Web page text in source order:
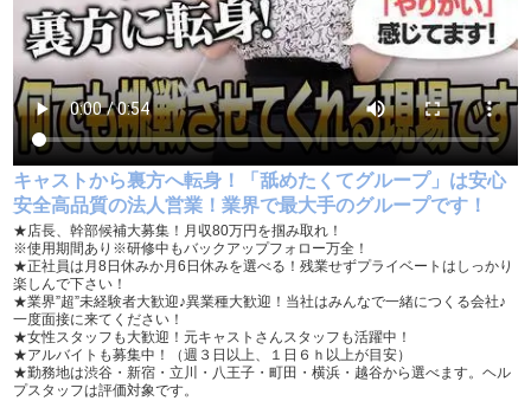
こだわり
未経験可 経験者歓迎
中･高齢者歓迎 シニア歓迎
女性歓迎 女性活躍中
大学生歓迎 主婦・主夫歓迎
即日勤務可 掛け持ち可
学歴不問 履歴書不要
幹部候補 車･バイク通勤可
髪型自由 服装自由
タトゥー可 制服貸与
キャストから裏方へ転身！「舐めたくてグループ」は安心
安全高品質の法人営業！業界で最大手のグループです！
★店長、幹部候補大募集！月収80万円を掴み取れ！
※使用期間あり※研修中もバックアップフォロー万全！
★正社員は月8日休みか月6日休みを選べる！残業せずプライベートはしっかり
楽しんで下さい！
★業界”超”未経験者大歓迎♪異業種大歓迎！当社はみんなで一緒につくる会社♪
一度面接に来てください！
★女性スタッフも大歓迎！元キャストさんスタッフも活躍中！
★アルバイトも募集中！（週３日以上、１日６ｈ以上が目安）
★勤務地は渋谷・新宿・立川・八王子・町田・横浜・越谷から選べます。ヘル
プスタッフは評価対象です。